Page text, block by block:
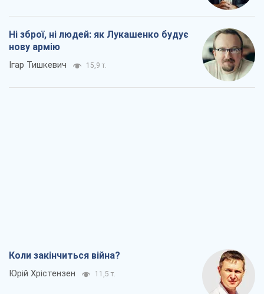
Ні зброї, ні людей: як Лукашенко будує
нову армію
Ігар Тишкевич 15,9 т.
Коли закінчиться війна?
Юрій Хрістензен 11,5 т.